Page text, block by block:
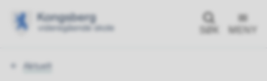
SØK MENY
Du
Aktuelt